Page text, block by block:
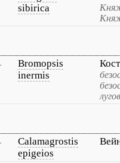
sibirica
Bromopsis
inermis
Calamagrostis
epigeios